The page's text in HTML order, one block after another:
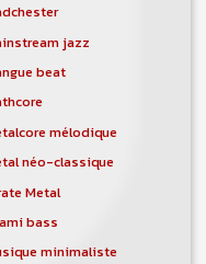
jazz
beat
mélodique
néo-classique
Metal
bass
minimaliste
annonces
sur le
vous
un
un/des